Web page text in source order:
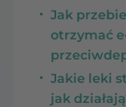
Jak
otrzymać
Jakie leki
jak